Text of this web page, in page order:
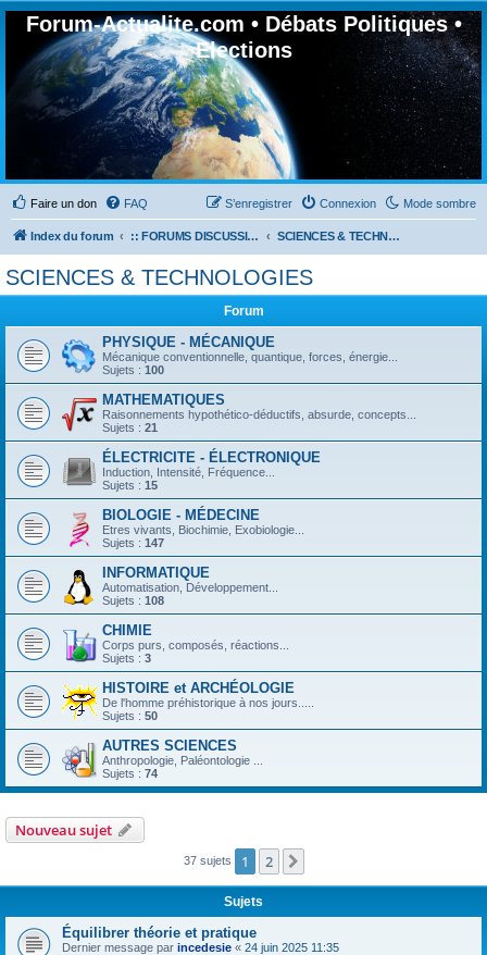
Forum-Actualite.com • Débats Politiques •
Elections
Faire un don Mode sombre
FAQ Connexion
S’enregistrer
Index du forum :: FORUMS DISCUSSION GÉNÉRALES SCIENCES & TECHNOLOGIES
SCIENCES & TECHNOLOGIES
Forum
PHYSIQUE - MÉCANIQUE
Mécanique conventionnelle, quantique, forces, énergie...
Sujets : 100
MATHEMATIQUES
Raisonnements hypothético-déductifs, absurde, concepts...
Sujets : 21
ÉLECTRICITE - ÉLECTRONIQUE
Induction, Intensité, Fréquence...
Sujets : 15
BIOLOGIE - MÉDECINE
Etres vivants, Biochimie, Exobiologie...
Sujets : 147
INFORMATIQUE
Automatisation, Développement...
Sujets : 108
CHIMIE
Corps purs, composés, réactions...
Sujets : 3
HISTOIRE et ARCHÉOLOGIE
De l'homme préhistorique à nos jours.....
Sujets : 50
AUTRES SCIENCES
Anthropologie, Paléontologie ...
Sujets : 74
Nouveau sujet
37 sujets 1 2
Sujets
Équilibrer théorie et pratique
Dernier message par incedesie « 24 juin 2025 11:35